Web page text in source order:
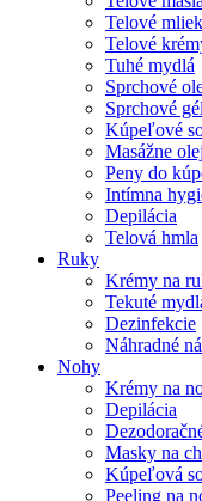
Telové
Telové
Tuhé mydlá
Sprchové
Sprchové
Kúpeľové
Masážne
Peny do
Intímna
Depilácia
Telová hmla
Ruky
Krémy na
Tekuté
Dezinfekcie
Náhradné
Nohy
Krémy na
Depilácia
Masky na
Kúpeľová
Peeling na